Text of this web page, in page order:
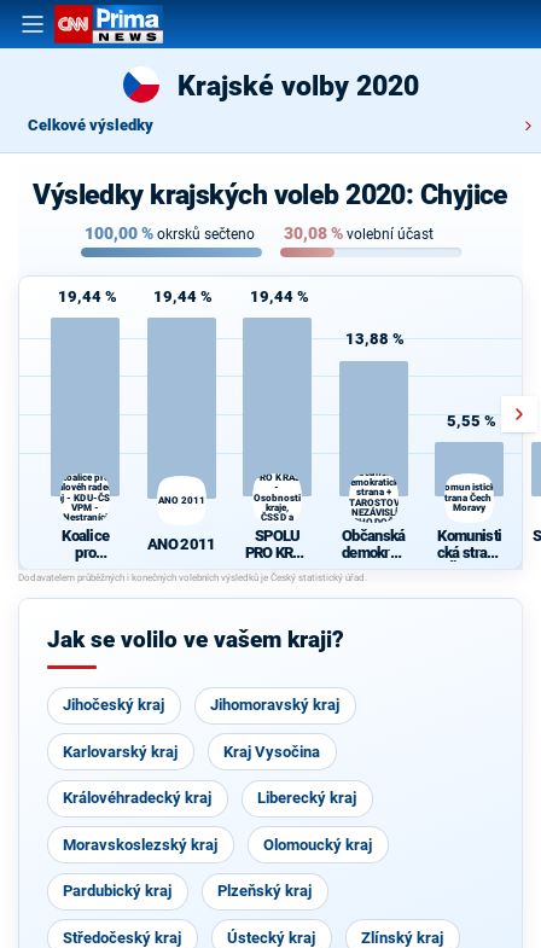
Krajské volby 2020
Celkové výsledky
Výsledky krajských voleb 2020: Chyjice
100,00% okrsků sečteno 30,08% volební účast
19,44 %
Koalice pro
Královéhradecký
kraj - KDU-ČSL -
VPM -
Nestraníci
Koalice
pro
Královéhra
decký kraj
- KDU-
VPM -
19,44 %
ANO 2011
ANO 2011
19,44 %
PRO KRAJ
-
Osobnosti
kraje,
ČSSD a
SPOLU
PRO KRAJ
-
Osobnosti
kraje,
Zelení
13,88 %
Občanská
demokratická
strana +
STAROSTOVÉ
A NEZÁVISLÍ a
VÝCHODOČEŠI
Občanská
demokrati
cká strana
STAROST
NEZÁVISL
5,55 %
Komunistická
strana Čech a
Moravy
Komunisti
cká strana
Čech a
Jak se volilo ve vašem kraji?
Jihočeský kraj Jihomoravský kraj
Karlovarský kraj Kraj Vysočina
Královéhradecký kraj Liberecký kraj
Moravskoslezský kraj Olomoucký kraj
Pardubický kraj Plzeňský kraj
Středočeský kraj Ústecký kraj Zlínský kraj